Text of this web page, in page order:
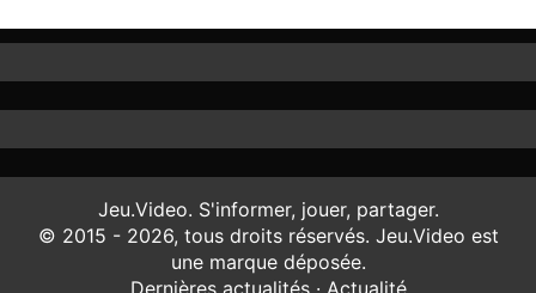
Jeu.Video. S'informer, jouer, partager.
© 2015 - 2026, tous droits réservés. Jeu.Video est
une marque déposée.
Dernières actualités· Actualité